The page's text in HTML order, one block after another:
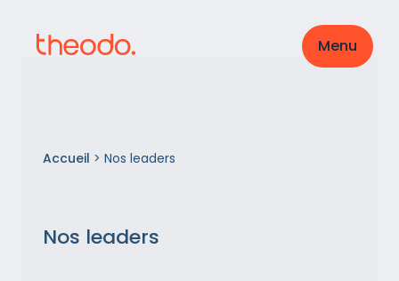
Menu
Accueil > Nos leaders
Nos leaders